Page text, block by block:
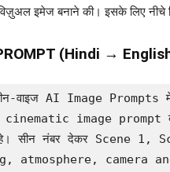
इमेज बनाने की। इसके लिए नीचे
(Hindi →
सीन-वाइज AI Image
image prompt
सीन नंबर देकर Scene 1,
camera